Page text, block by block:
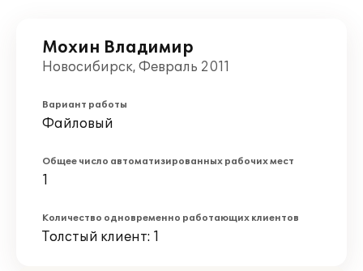
Мохин Владимир
Новосибирск, Февраль 2011
Вариант работы
Файловый
Общее число автоматизированных рабочих мест
1
Количество одновременно работающих клиентов
Толстый клиент: 1